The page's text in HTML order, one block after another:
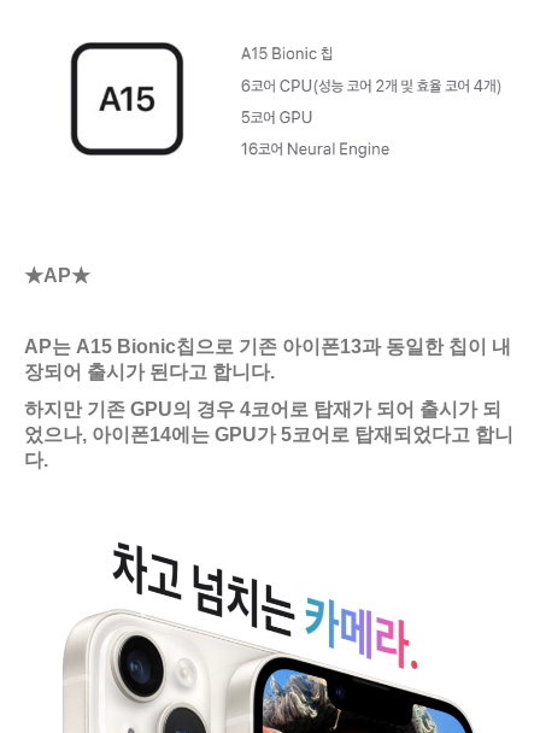
★AP★
AP는 A15 Bionic칩으로 기존 아이폰13과 동일한 칩이 내
장되어 출시가 된다고 합니다.
하지만 기존 GPU의 경우 4코어로 탑재가 되어 출시가 되
었으나, 아이폰14에는 GPU가 5코어로 탑재되었다고 합니
다.